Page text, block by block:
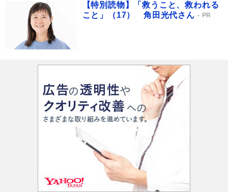
【特別読物】「救うこと、救われる
こと」（17） 角田光代さん
PR